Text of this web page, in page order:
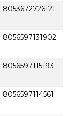
8053672726121
8056597131902
8056597115193
8056597114561